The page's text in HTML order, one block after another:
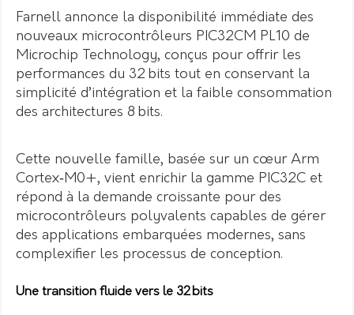
Farnell annonce la disponibilité immédiate des
nouveaux microcontrôleurs PIC32CM PL10 de
Microchip Technology, conçus pour offrir les
performances du 32 bits tout en conservant la
simplicité d’intégration et la faible consommation
des architectures 8 bits.
Cette nouvelle famille, basée sur un cœur Arm
Cortex‑M0+, vient enrichir la gamme PIC32C et
répond à la demande croissante pour des
microcontrôleurs polyvalents capables de gérer
des applications embarquées modernes, sans
complexifier les processus de conception.
Une transition fluide vers le 32 bits